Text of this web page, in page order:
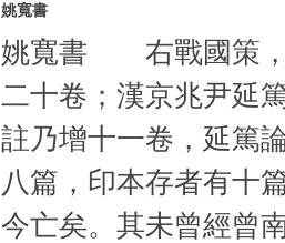
姚寬書
姚寬書 右戰國策，
二十卷；漢京兆尹延
註乃增十一卷，延篤
八篇，印本存者有十
今亡矣。其未曾經曾